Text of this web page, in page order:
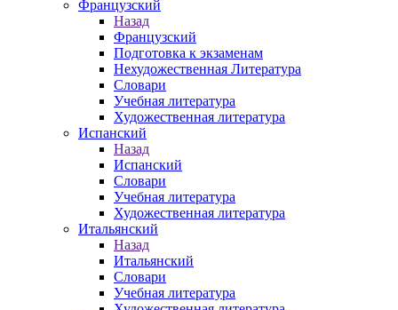
Французский
Назад
Французский
Подготовка к экзаменам
Нехудожественная Литература
Словари
Учебная литература
Художественная литература
Испанский
Назад
Испанский
Словари
Учебная литература
Художественная литература
Итальянский
Назад
Итальянский
Словари
Учебная литература